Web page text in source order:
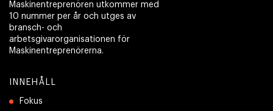
Maskinentreprenören utkommer med
10 nummer per år och utges av
bransch- och
arbetsgivarorganisationen för
Maskinentreprenörerna.
INNEHÅLL
Fokus